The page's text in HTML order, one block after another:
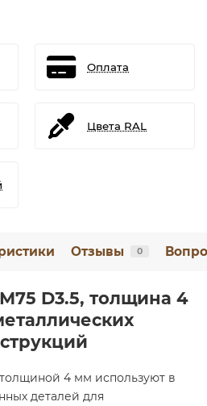
Оплата
Цвета RAL
Отзывы 0
D3.5, толщина 4
4 мм используют в
деталей для